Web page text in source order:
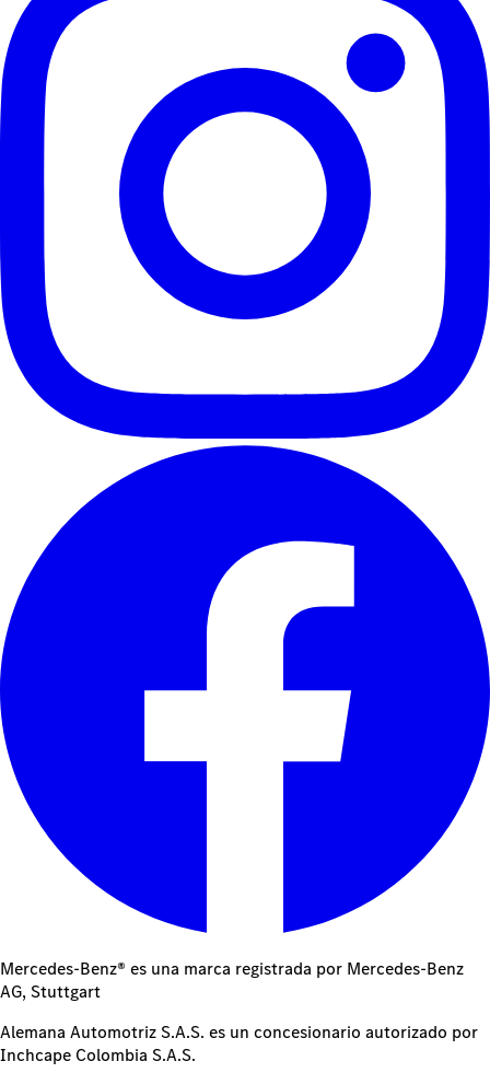
Mercedes-Benz® es una marca registrada por Mercedes-Benz
AG, Stuttgart
Alemana Automotriz S.A.S. es un concesionario autorizado por
Inchcape Colombia S.A.S.